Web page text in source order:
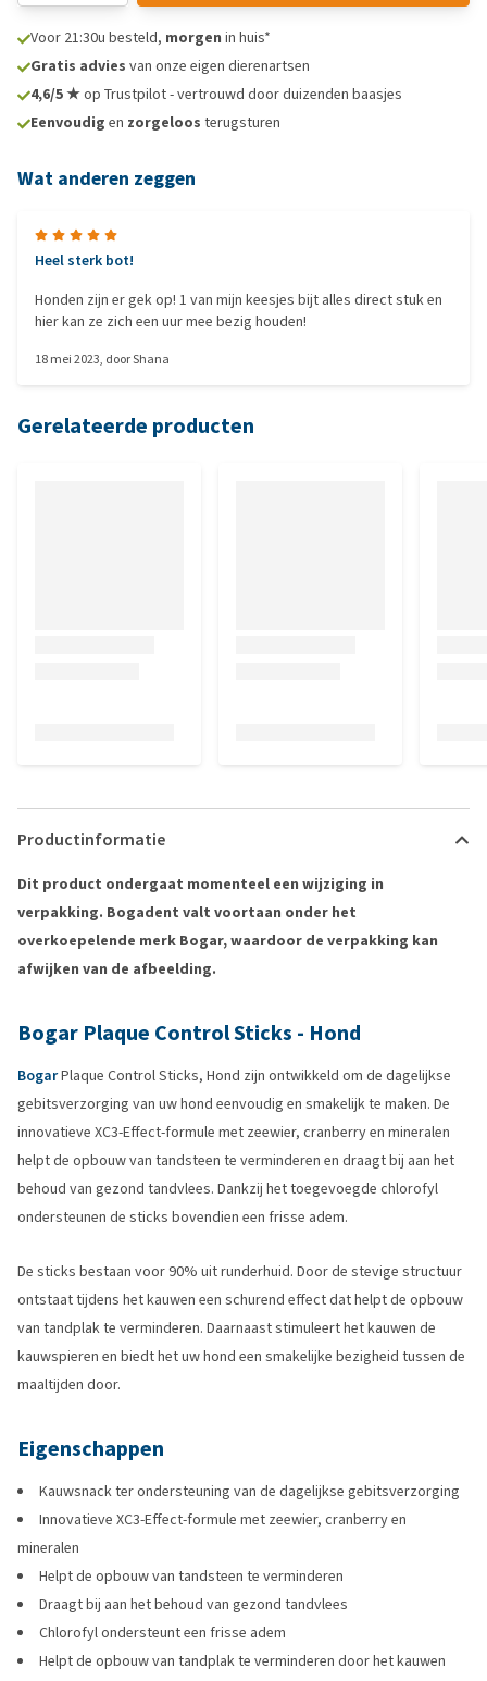
Voor 21:30u besteld, morgen in huis*
Gratis advies van onze eigen dierenartsen
4,6/5 ★op Trustpilot - vertrouwd door duizenden baasjes
Eenvoudig en zorgeloos terugsturen
Wat anderen zeggen
Heel sterk bot!
Honden zijn er gek op! 1 van mijn keesjes bijt alles direct stuk en
hier kan ze zich een uur mee bezig houden!
18 mei 2023, doorShana
Gerelateerde producten
Productinformatie
Dit product ondergaat momenteel een wijziging in
verpakking. Bogadent valt voortaan onder het
overkoepelende merk Bogar, waardoor de verpakking kan
afwijken van de afbeelding.
Bogar Plaque Control Sticks - Hond
BogarPlaque Control Sticks, Hond zijn ontwikkeld om de dagelijkse
gebitsverzorging van uw hond eenvoudig en smakelijk te maken. De
innovatieve XC3-Effect-formule met zeewier, cranberry en mineralen
helpt de opbouw van tandsteen te verminderen en draagt bij aan het
behoud van gezond tandvlees. Dankzij het toegevoegde chlorofyl
ondersteunen de sticks bovendien een frisse adem.
De sticks bestaan voor 90% uit runderhuid. Door de stevige structuur
ontstaat tijdens het kauwen een schurend effect dat helpt de opbouw
van tandplak te verminderen. Daarnaast stimuleert het kauwen de
kauwspieren en biedt het uw hond een smakelijke bezigheid tussen de
maaltijden door.
Eigenschappen
Kauwsnack ter ondersteuning van de dagelijkse gebitsverzorging
Innovatieve XC3-Effect-formule met zeewier, cranberry en
mineralen
Helpt de opbouw van tandsteen te verminderen
Draagt bij aan het behoud van gezond tandvlees
Chlorofyl ondersteunt een frisse adem
Helpt de opbouw van tandplak te verminderen door het kauwen